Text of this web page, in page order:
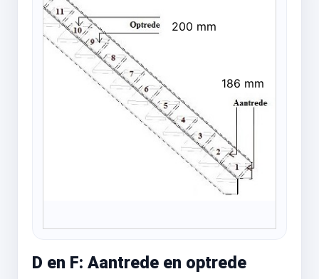
200 mm
186 mm
D en F: Aantrede en optrede